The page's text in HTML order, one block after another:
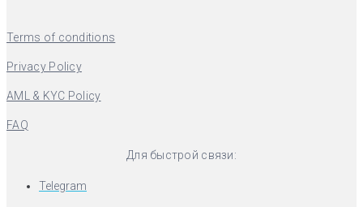
Terms of conditions
Privacy Policy
AML & KYC Policy
FAQ
Для быстрой связи:
Telegram